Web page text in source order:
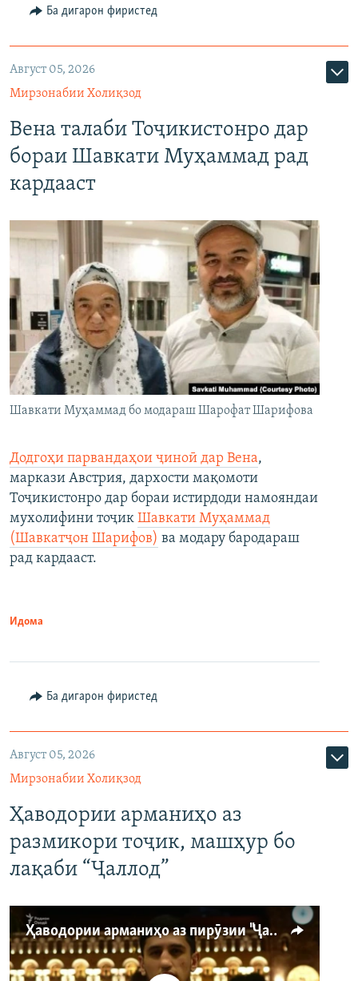
Ба дигарон фиристед
Август 05, 2026
Мирзонабии Холиқзод
Вена талаби Тоҷикистонро дар
бораи Шавкати Муҳаммад рад
кардааст
Шавкати Муҳаммад бо модараш Шарофат Шарифова
Додгоҳи парвандаҳои ҷиноӣ дар Вена,
маркази Австрия, дархости мақомоти
Тоҷикистонро дар бораи истирдоди намояндаи
мухолифини тоҷик Шавкати Муҳаммад
(Шавкатҷон Шарифов) ва модару бародараш
рад кардааст.
Идома
Ба дигарон фиристед
Август 05, 2026
Мирзонабии Холиқзод
Ҳаводории арманиҳо аз
размикори тоҷик, машҳур бо
лақаби “Ҷаллод”
Ҳаводории арманиҳо аз пирӯзии "Ҷаллод"-и тоҷик